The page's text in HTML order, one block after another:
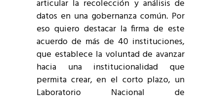
articular la recolección y análisis de
datos en una gobernanza común. Por
eso quiero destacar la firma de este
acuerdo de más de 40 instituciones,
que establece la voluntad de avanzar
hacia una institucionalidad que
permita crear, en el corto plazo, un
Laboratorio Nacional de